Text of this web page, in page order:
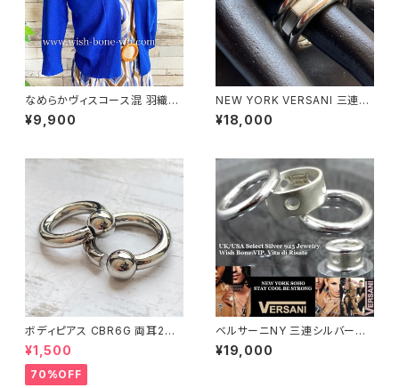
なめらかヴィスコース混 羽織り
カーディガン USAインポート/ブ
ルー
¥9,900
NEW YORK VERSANI 三連シ
ルバーリング【19～24号】ポリゴ
ンデザイン ベルサーニ｜シルバ
¥18,000
ボディピアス CBR6G 両耳2個
セット 1ボール ネジ式 簡単脱着
サージカルステンレス NY直輸
入
¥1,500
70%OFF
ベルサーニNY 三連シルバーリ
ング【11～16号】VERSANI NE
WYORK ホールドット｜シルバ
¥19,000